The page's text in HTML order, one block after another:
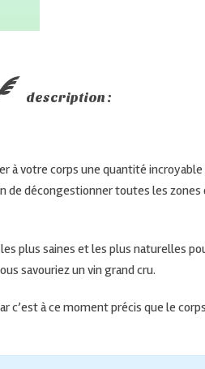
description :
à votre corps une quantité
décongestionner toutes les zones
plus saines et les plus naturelles
savouriez un vin grand cru.
c’est à ce moment précis que le